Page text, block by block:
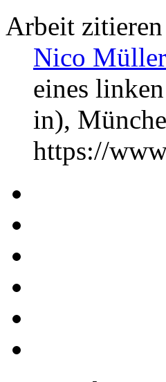
Arbeit zitieren
Nico
eines
in),
https://